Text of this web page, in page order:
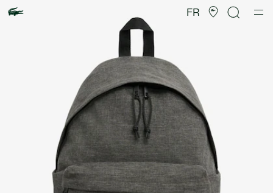
FR
d’images
produit